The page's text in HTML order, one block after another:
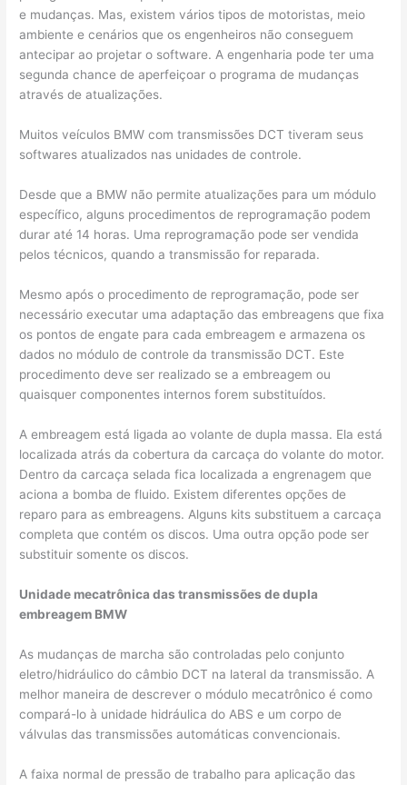
e mudanças. Mas, existem vários tipos de motoristas, meio
ambiente e cenários que os engenheiros não conseguem
antecipar ao projetar o software. A engenharia pode ter uma
segunda chance de aperfeiçoar o programa de mudanças
através de atualizações.
Muitos veículos BMW com transmissões DCT tiveram seus
softwares atualizados nas unidades de controle.
Desde que a BMW não permite atualizações para um módulo
específico, alguns procedimentos de reprogramação podem
durar até 14 horas. Uma reprogramação pode ser vendida
pelos técnicos, quando a transmissão for reparada.
Mesmo após o procedimento de reprogramação, pode ser
necessário executar uma adaptação das embreagens que fixa
os pontos de engate para cada embreagem e armazena os
dados no módulo de controle da transmissão DCT. Este
procedimento deve ser realizado se a embreagem ou
quaisquer componentes internos forem substituídos.
A embreagem está ligada ao volante de dupla massa. Ela está
localizada atrás da cobertura da carcaça do volante do motor.
Dentro da carcaça selada fica localizada a engrenagem que
aciona a bomba de fluido. Existem diferentes opções de
reparo para as embreagens. Alguns kits substituem a carcaça
completa que contém os discos. Uma outra opção pode ser
substituir somente os discos.
Unidade mecatrônica das transmissões de dupla
embreagem BMW
As mudanças de marcha são controladas pelo conjunto
eletro/hidráulico do câmbio DCT na lateral da transmissão. A
melhor maneira de descrever o módulo mecatrônico é como
compará-lo à unidade hidráulica do ABS e um corpo de
válvulas das transmissões automáticas convencionais.
A faixa normal de pressão de trabalho para aplicação das